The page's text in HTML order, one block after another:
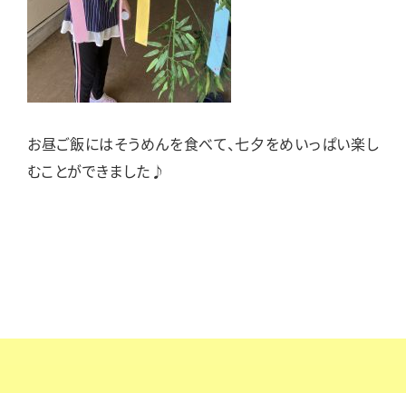
お昼ご飯にはそうめんを食べて、七夕をめいっぱい楽し
むことができました♪